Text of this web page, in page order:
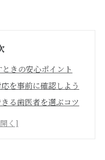
きの安心ポイント
を事前に確認しよう
る歯医者を選ぶコツ
者の探し方ガイド